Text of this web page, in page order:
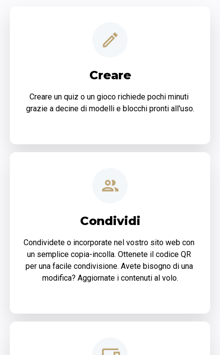
Creare
Creare un quiz o un gioco richiede pochi minuti
grazie a decine di modelli e blocchi pronti all'uso.
Condividi
Condividete o incorporate nel vostro sito web con
un semplice copia-incolla. Ottenete il codice QR
per una facile condivisione. Avete bisogno di una
modifica? Aggiornate i contenuti al volo.